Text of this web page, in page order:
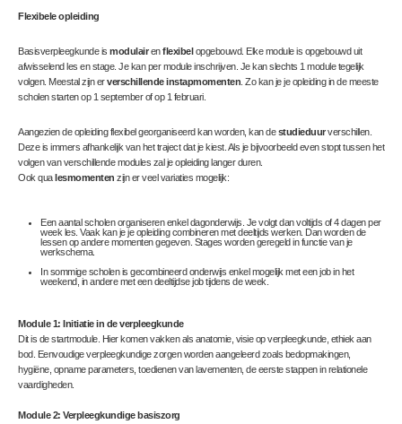
Flexibele opleiding
Basisverpleegkunde is modulairenflexibel opgebouwd. Elke module is opgebouwd uit
afwisselend les en stage. Je kan per module inschrijven. Je kan slechts 1 module tegelijk
volgen. Meestal zijn erverschillende instapmomenten. Zo kan je je opleiding in de meeste
scholen starten op 1 september of op 1 februari.
Aangezien de opleiding flexibel georganiseerd kan worden, kan destudieduurverschillen.
Deze is immers afhankelijk van het traject dat je kiest. Als je bijvoorbeeld even stopt tussen het
volgen van verschillende modules zal je opleiding langer duren.
Ook qua lesmomenten zijn er veel variaties mogelijk:
Een aantal scholen organiseren enkel dagonderwijs. Je volgt dan voltijds of 4 dagen per
week les. Vaak kan je je opleiding combineren met deeltijds werken. Dan worden de
lessen op andere momenten gegeven. Stages worden geregeld in functie van je
werkschema.
In sommige scholen is gecombineerd onderwijs enkel mogelijk met een job in het
weekend, in andere met een deeltijdse job tijdens de week.
Module 1: Initiatie in de verpleegkunde
Dit is de startmodule. Hier komen vakken als anatomie, visie op verpleegkunde, ethiek aan
bod. Eenvoudige verpleegkundige zorgen worden aangeleerd zoals bedopmakingen,
hygiëne, opname parameters, toedienen van lavementen, de eerste stappen in relationele
vaardigheden.
Module 2: Verpleegkundige basiszorg